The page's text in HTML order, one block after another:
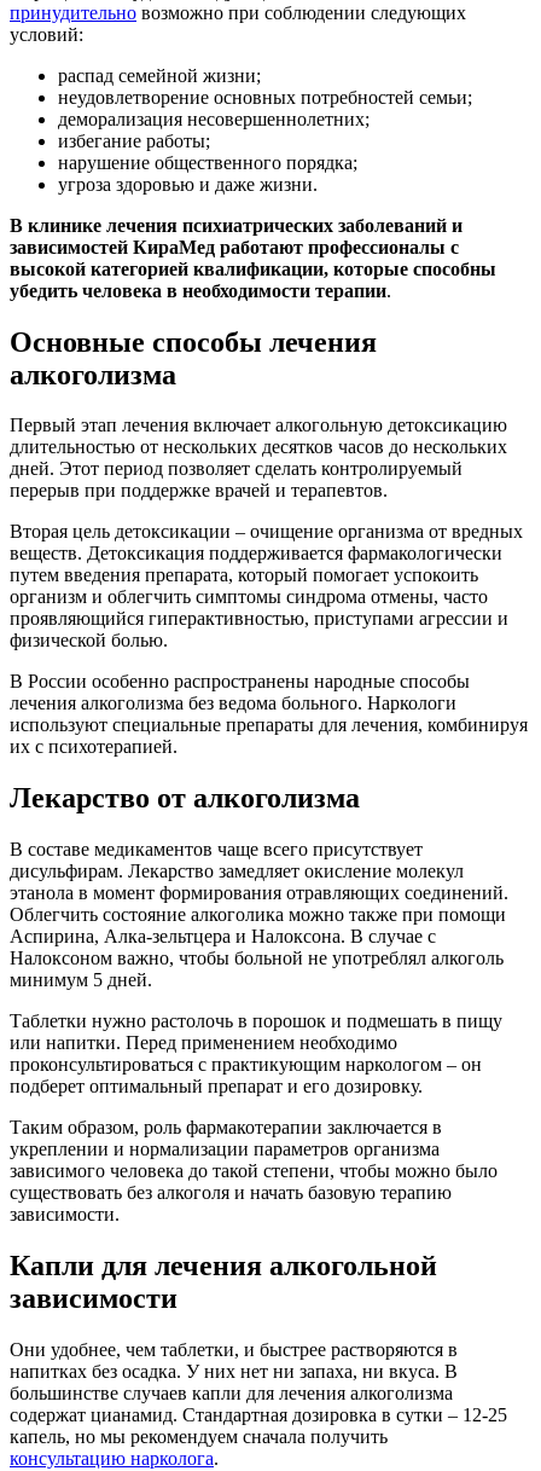
принудительно возможно при соблюдении следующих
условий:
распад семейной жизни;
неудовлетворение основных потребностей семьи;
деморализация несовершеннолетних;
избегание работы;
нарушение общественного порядка;
угроза здоровью и даже жизни.
В клинике лечения психиатрических заболеваний и
зависимостей КираМед работают профессионалы с
высокой категорией квалификации, которые способны
убедить человека в необходимости терапии.
Основные способы лечения
алкоголизма
Первый этап лечения включает алкогольную детоксикацию
длительностью от нескольких десятков часов до нескольких
дней. Этот период позволяет сделать контролируемый
перерыв при поддержке врачей и терапевтов.
Вторая цель детоксикации – очищение организма от вредных
веществ. Детоксикация поддерживается фармакологически
путем введения препарата, который помогает успокоить
организм и облегчить симптомы синдрома отмены, часто
проявляющийся гиперактивностью, приступами агрессии и
физической болью.
В России особенно распространены народные способы
лечения алкоголизма без ведома больного. Наркологи
используют специальные препараты для лечения, комбинируя
их с психотерапией.
Лекарство от алкоголизма
В составе медикаментов чаще всего присутствует
дисульфирам. Лекарство замедляет окисление молекул
этанола в момент формирования отравляющих соединений.
Облегчить состояние алкоголика можно также при помощи
Аспирина, Алка-зельтцера и Налоксона. В случае с
Налоксоном важно, чтобы больной не употреблял алкоголь
минимум 5 дней.
Таблетки нужно растолочь в порошок и подмешать в пищу
или напитки. Перед применением необходимо
проконсультироваться с практикующим наркологом – он
подберет оптимальный препарат и его дозировку.
Таким образом, роль фармакотерапии заключается в
укреплении и нормализации параметров организма
зависимого человека до такой степени, чтобы можно было
существовать без алкоголя и начать базовую терапию
зависимости.
Капли для лечения алкогольной
зависимости
Они удобнее, чем таблетки, и быстрее растворяются в
напитках без осадка. У них нет ни запаха, ни вкуса. В
большинстве случаев капли для лечения алкоголизма
содержат цианамид. Стандартная дозировка в сутки – 12-25
капель, но мы рекомендуем сначала получить
консультацию нарколога.